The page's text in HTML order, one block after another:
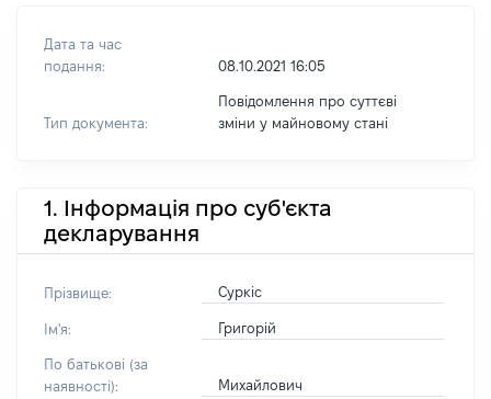
Дата та час
подання:
08.10.2021 16:05
Тип документа:
Повідомлення про суттєві
зміни y майновому стані
1. Інформація про суб'єкта
декларування
Прізвище: Суркіс
Ім'я: Григорій
По батькові (за
наявності):
Михайлович